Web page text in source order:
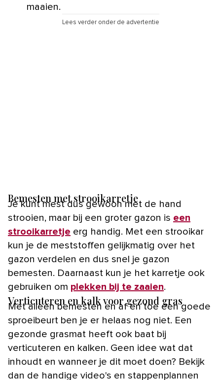
maaien.
Lees verder onder de advertentie
Bemesten met strooikarretje
Je kunt mest dus gewoon met de hand
strooien, maar bij een groter gazon is een
strooikarretje erg handig. Met een strooikar
kun je de meststoffen gelijkmatig over het
gazon verdelen en dus snel je gazon
bemesten. Daarnaast kun je het karretje ook
gebruiken om plekken bij te zaaien.
Verticuteren en kalk voor gezond gras
Met alleen bemesten en af en toe een goede
sproeibeurt ben je er helaas nog niet. Een
gezonde grasmat heeft ook baat bij
verticuteren en kalken. Geen idee wat dat
inhoudt en wanneer je dit moet doen? Bekijk
dan de handige video's en stappenplannen